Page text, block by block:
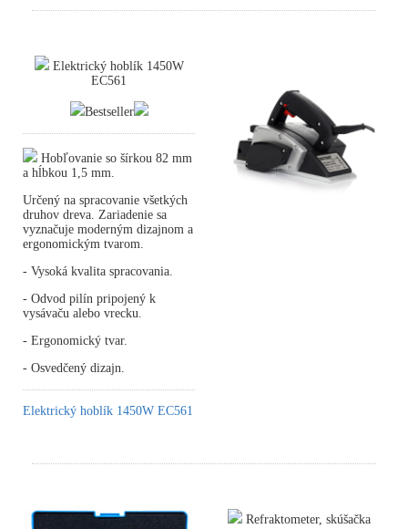
Elektrický hoblík 1450W
EC561
Bestseller
Hobľovanie so šírkou 82 mm
a hĺbkou 1,5 mm.
Určený na spracovanie všetkých
druhov dreva. Zariadenie sa
vyznačuje moderným dizajnom a
ergonomickým tvarom.
- Vysoká kvalita spracovania.
- Odvod pilín pripojený k
vysávaču alebo vrecku.
- Ergonomický tvar.
- Osvedčený dizajn.
Elektrický hoblík 1450W EC561
Refraktometer, skúšačka